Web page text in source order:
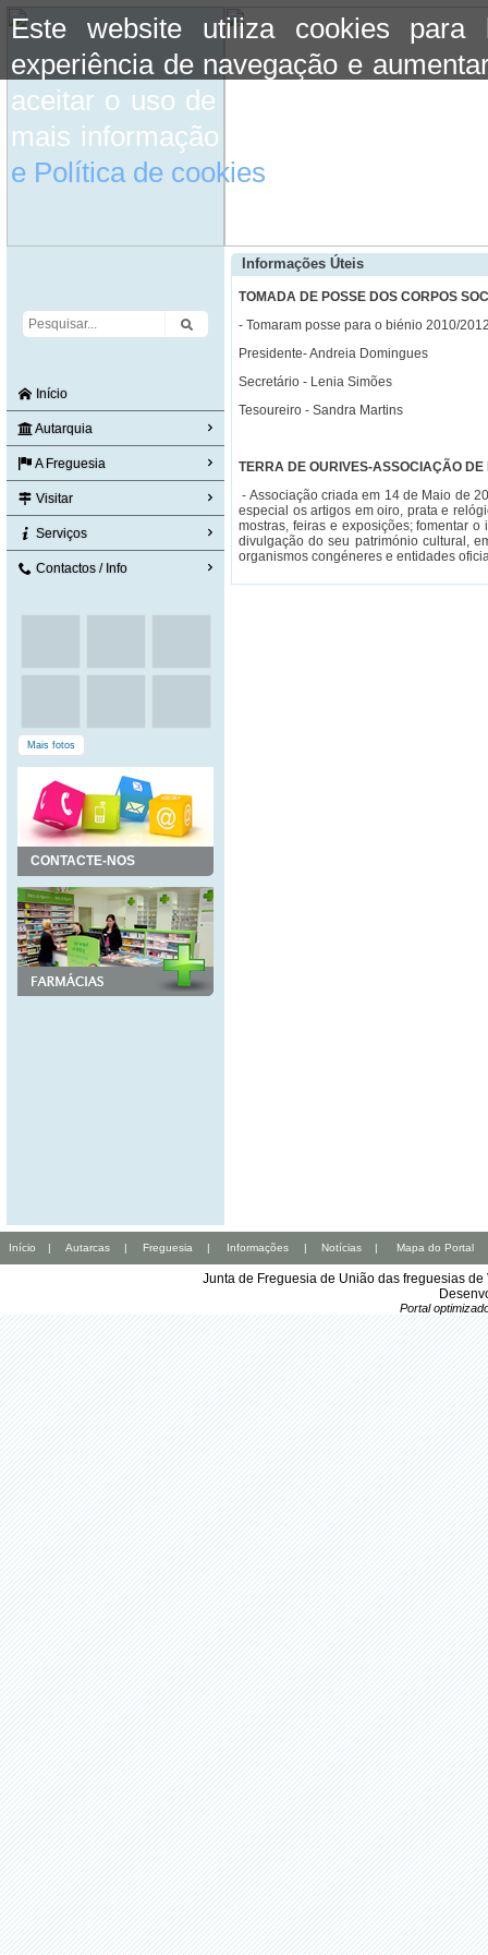
Este website utiliza cookies para
experiência de navegação e
aceitar o uso de cookies basta
mais informação consulte a
e Política de cookies
Início
Autarquia
A Freguesia
Visitar
Serviços
Contactos / Info
Mais fotos
CONTACTE-NOS
Informações Úteis
TOMADA DE POSSE DOS CORPOS
- Tomaram posse para o biénio 2010/
Presidente- Andreia Domingues
Secretário - Lenia Simões
Tesoureiro - Sandra Martins
TERRA DE OURIVES-ASSOCIAÇÃO
- Associação criada em 14 de Maio de
especial os artigos em oiro, prata e
mostras, feiras e exposições; fomentar
divulgação do seu património cultural,
organismos congéneres e entidades
Início | Autarcas | Freguesia | Informações | Notícias | Mapa do Portal
Junta de Freguesia de União das freguesias
Portal